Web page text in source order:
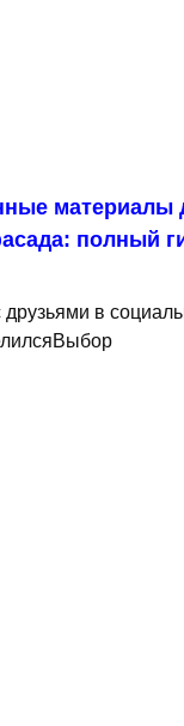
материалы
полный
друзьями в